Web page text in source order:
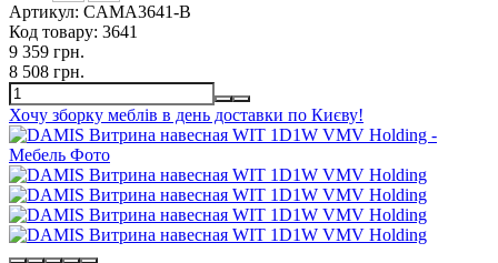
Артикул: CAMA3641-B
Код товару: 3641
9 359 грн.
8 508 грн.
Хочу зборку меблів в день доставки по Києву!